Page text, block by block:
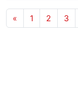
« 1 2 3